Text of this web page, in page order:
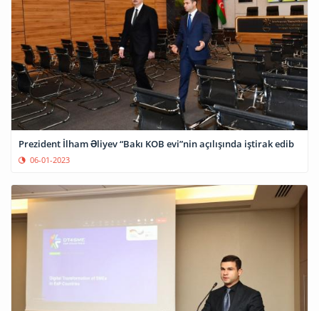
Prezident İlham Əliyev “Bakı KOB evi”nin açılışında iştirak edib
06-01-2023